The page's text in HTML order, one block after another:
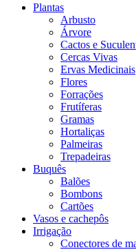
Plantas
Arbusto
Árvore
Cactos e
Cercas Vivas
Ervas Medicinais
Flores
Forrações
Frutíferas
Gramas
Hortaliças
Palmeiras
Trepadeiras
Buquês
Balões
Bombons
Cartões
Vasos e cachepôs
Irrigação
Conectores de